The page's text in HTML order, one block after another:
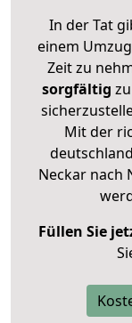
In der Tat
einem
Zeit zu
sorgfältig zu
Mit der
Neckar
Füllen Sie